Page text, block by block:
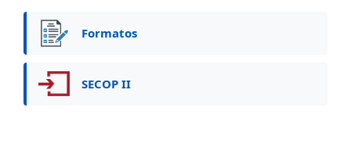
Formatos
SECOP II